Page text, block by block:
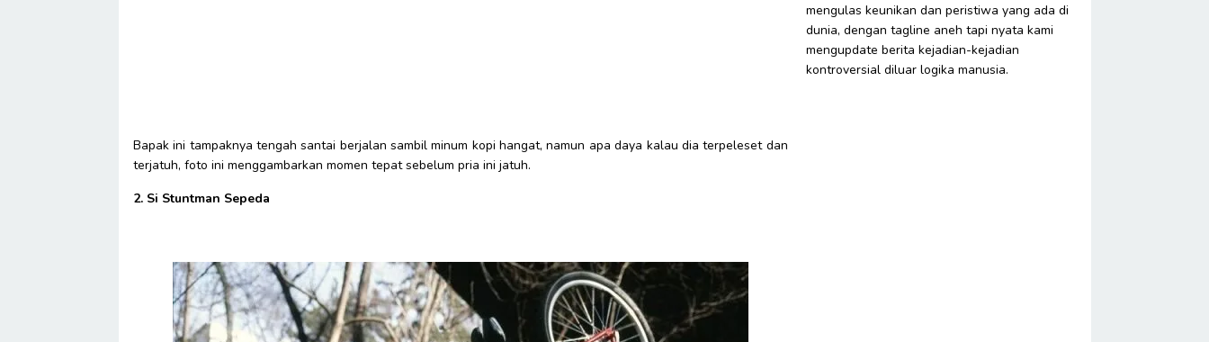
Bapak ini tampaknya tengah santai berjalan sambil minum kopi hangat, namun apa daya kalau dia terpeleset dan
terjatuh, foto ini menggambarkan momen tepat sebelum pria ini jatuh.
2. Si Stuntman Sepeda
mengulas keunikan dan peristiwa yang ada di
dunia, dengan tagline aneh tapi nyata kami
mengupdate berita kejadian-kejadian
kontroversial diluar logika manusia.